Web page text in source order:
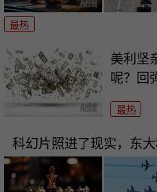
最热
美利坚
呢？回
最热
科幻片照进了现实，东